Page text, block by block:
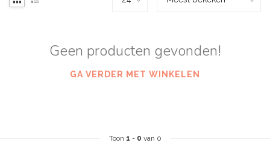
Geen producten gevonden!
GA VERDER MET WINKELEN
Toon 1 - 0 van 0